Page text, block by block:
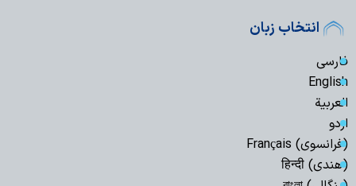
انتخاب زبان
فارسی
English
العربیة
اردو
(فرانسوی) Français
(هندی) हिन्दी